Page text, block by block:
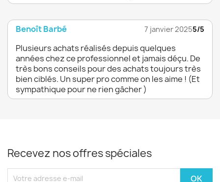
Benoît Barbé 7 janvier 20255/5
Plusieurs achats réalisés depuis quelques
années chez ce professionnel et jamais déçu. De
très bons conseils pour des achats toujours très
bien ciblés. Un super pro comme on les aime ! (Et
sympathique pour ne rien gâcher )
Recevez nos offres spéciales